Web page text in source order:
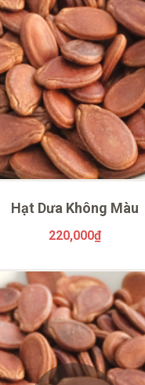
Hạt Dưa Không Màu
220,000₫